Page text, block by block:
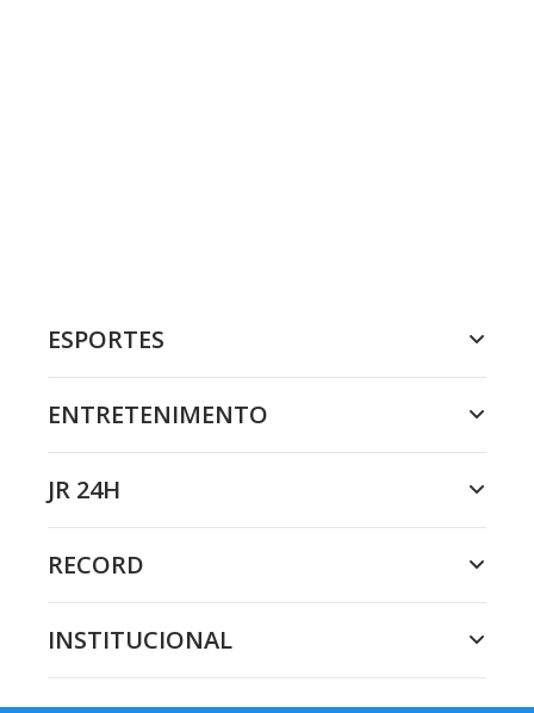
ESPORTES
ENTRETENIMENTO
JR 24H
RECORD
INSTITUCIONAL